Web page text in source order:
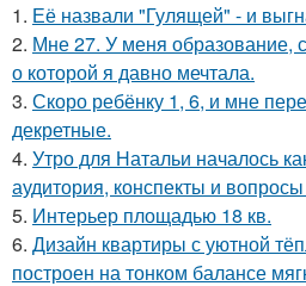
1. Её назвали "Гулящей" - и
2. Мне 27. У меня образование,
о которой я давно мечтала.
3. Скоро ребёнку 1, 6, и мне
декретные.
4. Утро для Натальи началось
аудитория, конспекты и вопросы
5. Интерьер площадью 18 кв.
6. Дизайн квартиры с уютной
построен на тонком балансе